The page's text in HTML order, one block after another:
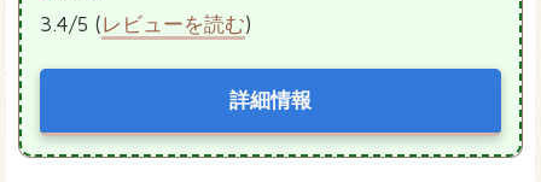
3.4/5 (レビューを読む)
詳細情報